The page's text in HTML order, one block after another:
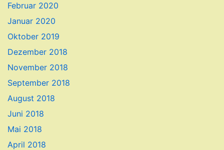
Februar 2020
Januar 2020
Oktober 2019
Dezember 2018
November 2018
September 2018
August 2018
Juni 2018
Mai 2018
April 2018